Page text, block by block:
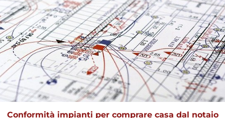
Conformità impianti per comprare casa dal notaio